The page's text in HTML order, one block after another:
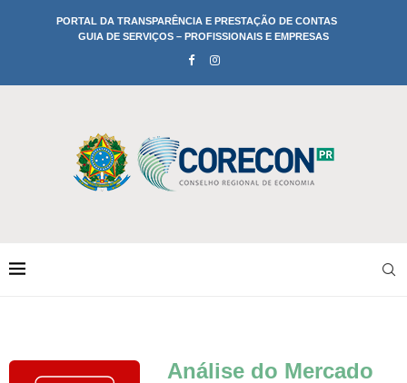
PORTAL DA TRANSPARÊNCIA E PRESTAÇÃO DE CONTAS
GUIA DE SERVIÇOS – PROFISSIONAIS E EMPRESAS
Análise do Mercado